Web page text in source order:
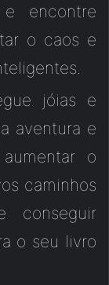
encontre
o caos e
jóias e
aventura e
o
caminhos
o seu livro